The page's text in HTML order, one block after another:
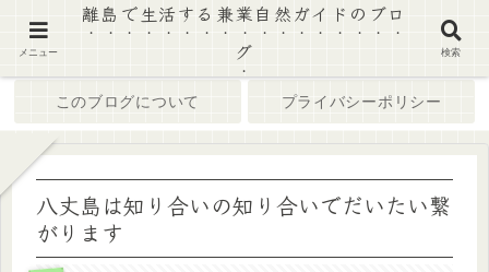
このブログについて プライバシーポリシー
八丈島は知り合いの知り合いでだいたい繋
がります
メニュー
離島で生活する兼業自然ガイドのブロ
グ
検索